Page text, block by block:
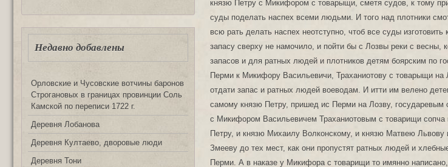
Недавно добавлены
Орловские и Чусовские вотчины баронов
Строгановых в границах провинции Соль
Камской по переписи 1722 г.
Деревня Лобанова
Деревня Култаево, дворовые люди
Деревня Тони